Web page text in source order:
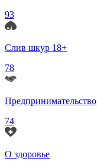
93
Слив шкур 18+
78
Предпринимательство
74
О здоровье